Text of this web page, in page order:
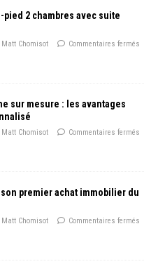
pied 2 chambres avec suite
Matt Chomisot Commentaires fermés
sur mesure : les avantages
Matt Chomisot Commentaires fermés
premier achat immobilier du
Matt Chomisot Commentaires fermés